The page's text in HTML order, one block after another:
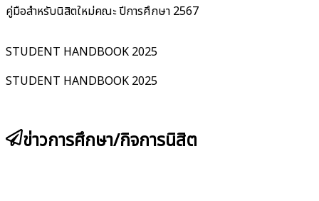
คู่มือสำหรับนิสิตใหม่คณะ ปีการศึกษา 2567
STUDENT HANDBOOK 2025
STUDENT HANDBOOK 2025
ข่าวการศึกษา/กิจการนิสิต